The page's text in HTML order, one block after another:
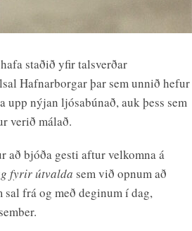
staðið yfir talsverðar
Hafnarborgar þar sem unnið hefur
upp nýjan ljósabúnað, auk þess sem
verið málað.
að bjóða gesti aftur velkomna á
fyrir útvalda sem við opnum að
frá og með deginum í dag,